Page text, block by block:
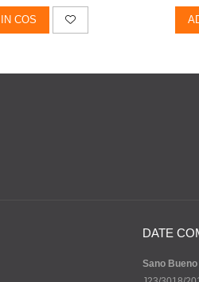
COS
DATE
Sano Bueno